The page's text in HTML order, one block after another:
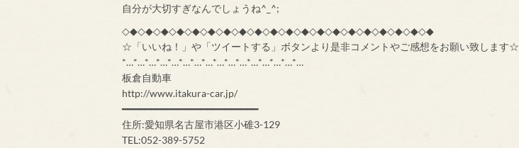
自分が大切すぎなんでしょうね^_^;
◇◆◇◆◇◆◇◆◇◆◇◆◇◆◇◆◇◆◇◆◇◆◇◆◇◆◇◆◇◆◇◆◇◆◇◆◇◆◇◆
☆「いいね！」や「ツイートする」ボタンより是非コメントやご感想をお願い致します☆
*…*…*…*…*…*…*…*…*…*…*…*…*…*…*…*…
板倉自動車
http://www.itakura-car.jp/
━━━━━━━━━━━━━━━━━━━━━━━━
住所:愛知県名古屋市港区小碓3-129
TEL:052-389-5752